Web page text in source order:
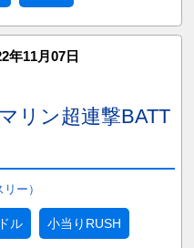
年11月07日
リン超連撃BATT
ー）
ル 小当りRUSH